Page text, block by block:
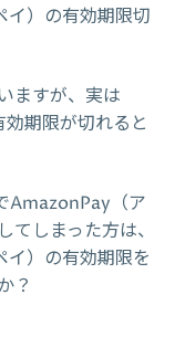
）の有効期限切
ますが、実は
期限が切れると
AmazonPay（ア
しまった方は、
）の有効期限を
？